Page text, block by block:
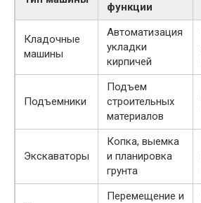
функции
Кладочные
машины
Автоматизация
укладки
кирпичей
Подъемники
Подъем
строительных
материалов
Экскаваторы
Копка, выемка
и планировка
грунта
Перемещение и